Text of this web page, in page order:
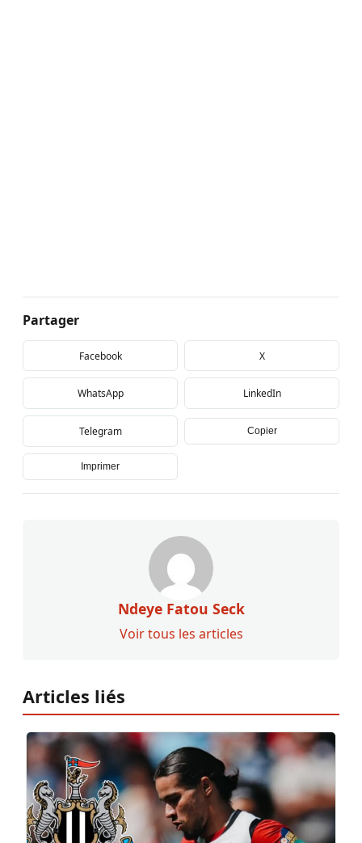
Partager
Facebook X
WhatsApp LinkedIn
Telegram Copier
Imprimer
Ndeye Fatou Seck
Voir tous les articles
Articles liés